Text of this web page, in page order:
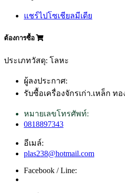
แชร์ไปโซเชียลมีเดีย
ต้องการซื้อ
ประเภทวัสดุ: โลหะ
ผู้ลงประกาศ:
รับซื้อเครื่องจักรเก่า.เหล็ก ท
หมายเลขโทรศัพท์:
0818897343
อีเมล์:
plas238@hotmail.com
Facebook / Line: